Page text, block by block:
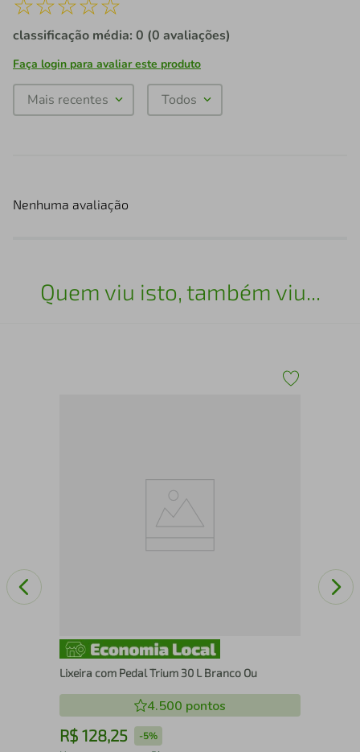
classificação média: 0 (0 avaliações)
Faça login para avaliar este produto
Mais recentes Todos
Nenhuma avaliação
Quem viu isto, também viu...
Lixeira com Pedal Trium 30 L Branco Ou
4.500 pontos
R$ 128,25 -5%